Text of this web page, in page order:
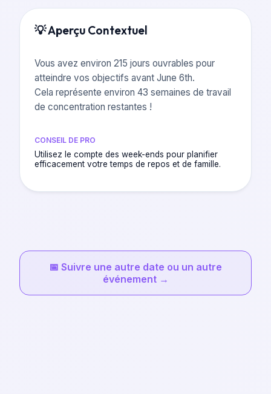
💡Aperçu Contextuel
Vous avez environ 215 jours ouvrables pour
atteindre vos objectifs avant June 6th.
Cela représente environ 43 semaines de travail
de concentration restantes !
CONSEIL DE PRO
Utilisez le compte des week-ends pour planifier
efficacement votre temps de repos et de famille.
📅 Suivre une autre date ou un autre
événement→